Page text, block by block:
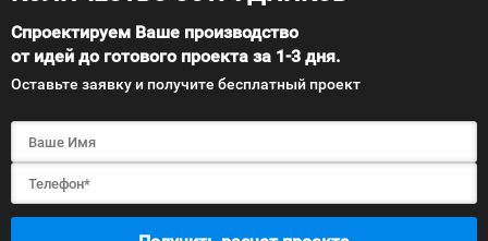
Спроектируем Ваше производство
от идей до готового проекта за 1-3 дня.
Оставьте заявку и получите бесплатный проект